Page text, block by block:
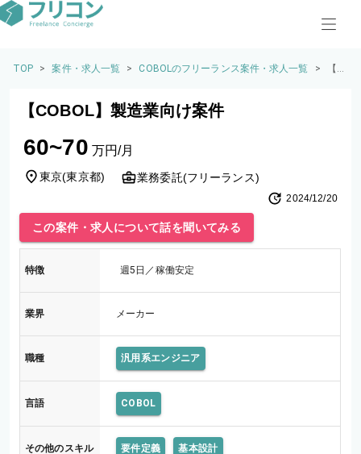
TOP > 案件・求人一覧 > COBOLのフリーランス案件・求人一覧 >
【C
案
【COBOL】製造業向け案件
60~70 万円/月
東京(東京都) 業務委託(フリーランス)
2024/12/20
この案件・求人について話を聞いてみる
特徴 週5日／稼働安定
業界 メーカー
職種 汎用系エンジニア
言語 COBOL
その他のスキル 要件定義 基本設計